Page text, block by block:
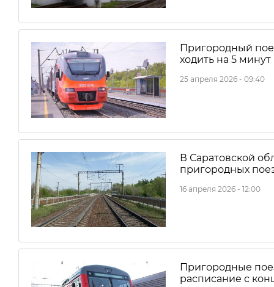
Пригородный
ходить на 5
25 апреля 2026 - 09:40
В Саратовской
пригородных
16 апреля 2026 - 12:00
Пригородные
расписание с